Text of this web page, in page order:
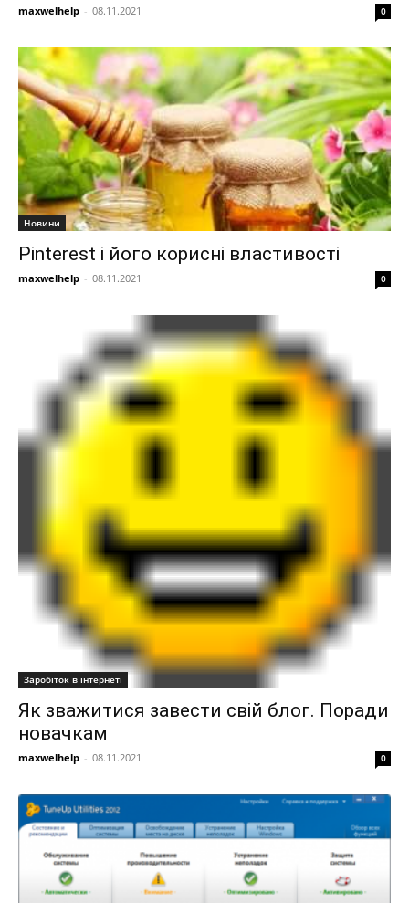
maxwelhelp - 08.11.2021 0
Новини
Pinterest і його корисні властивості
maxwelhelp - 08.11.2021 0
Заробіток в інтернеті
Як зважитися завести свій блог. Поради
новачкам
maxwelhelp - 08.11.2021 0